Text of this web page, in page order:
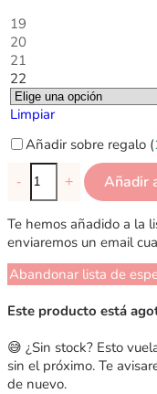
19
20
21
22
Limpiar
Añadir sobre regalo (
- + Añadir
Te hemos añadido a la
enviaremos un email
Abandonar lista de
Este producto está
😅 ¿Sin stock? Esto
sin el próximo. Te
de nuevo.